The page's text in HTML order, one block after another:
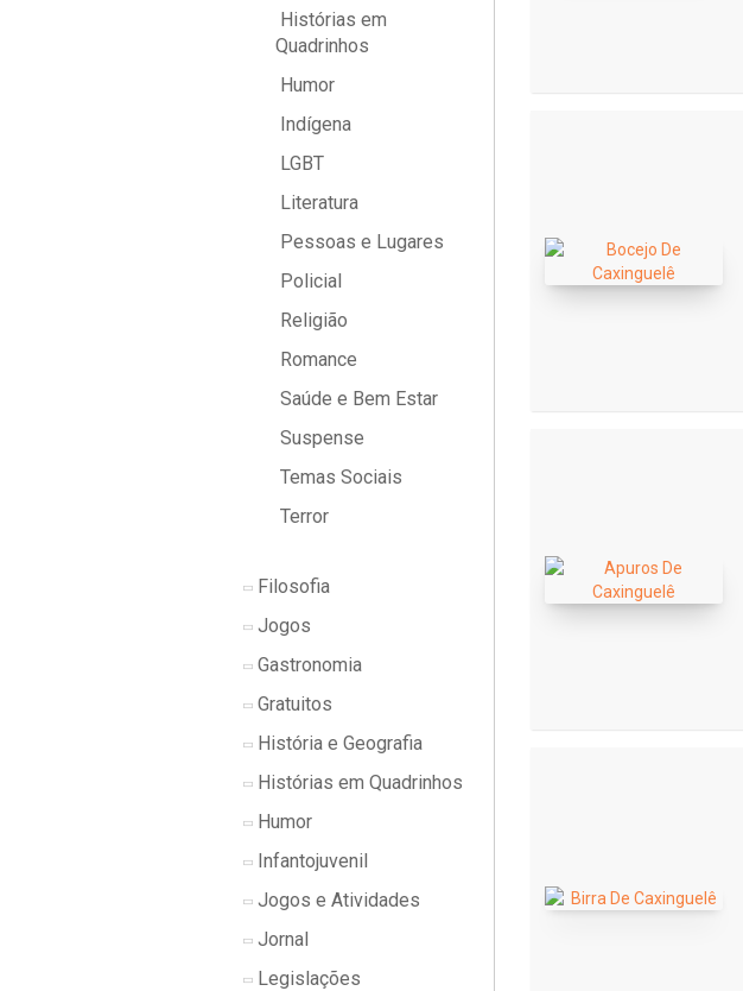
Histórias em
Quadrinhos
Humor
Indígena
LGBT
Literatura
Pessoas e Lugares
Policial
Religião
Romance
Saúde e Bem Estar
Suspense
Temas Sociais
Terror
Filosofia
Jogos
Gastronomia
Gratuitos
História e Geografia
Histórias em Quadrinhos
Humor
Infantojuvenil
Jogos e Atividades
Jornal
Legislações